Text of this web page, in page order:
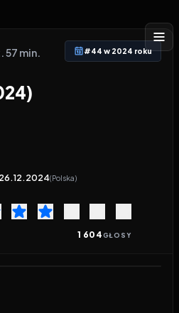
57 min. #44 w 2024 roku
26.12.2024(Polska)
1 604GŁOSY